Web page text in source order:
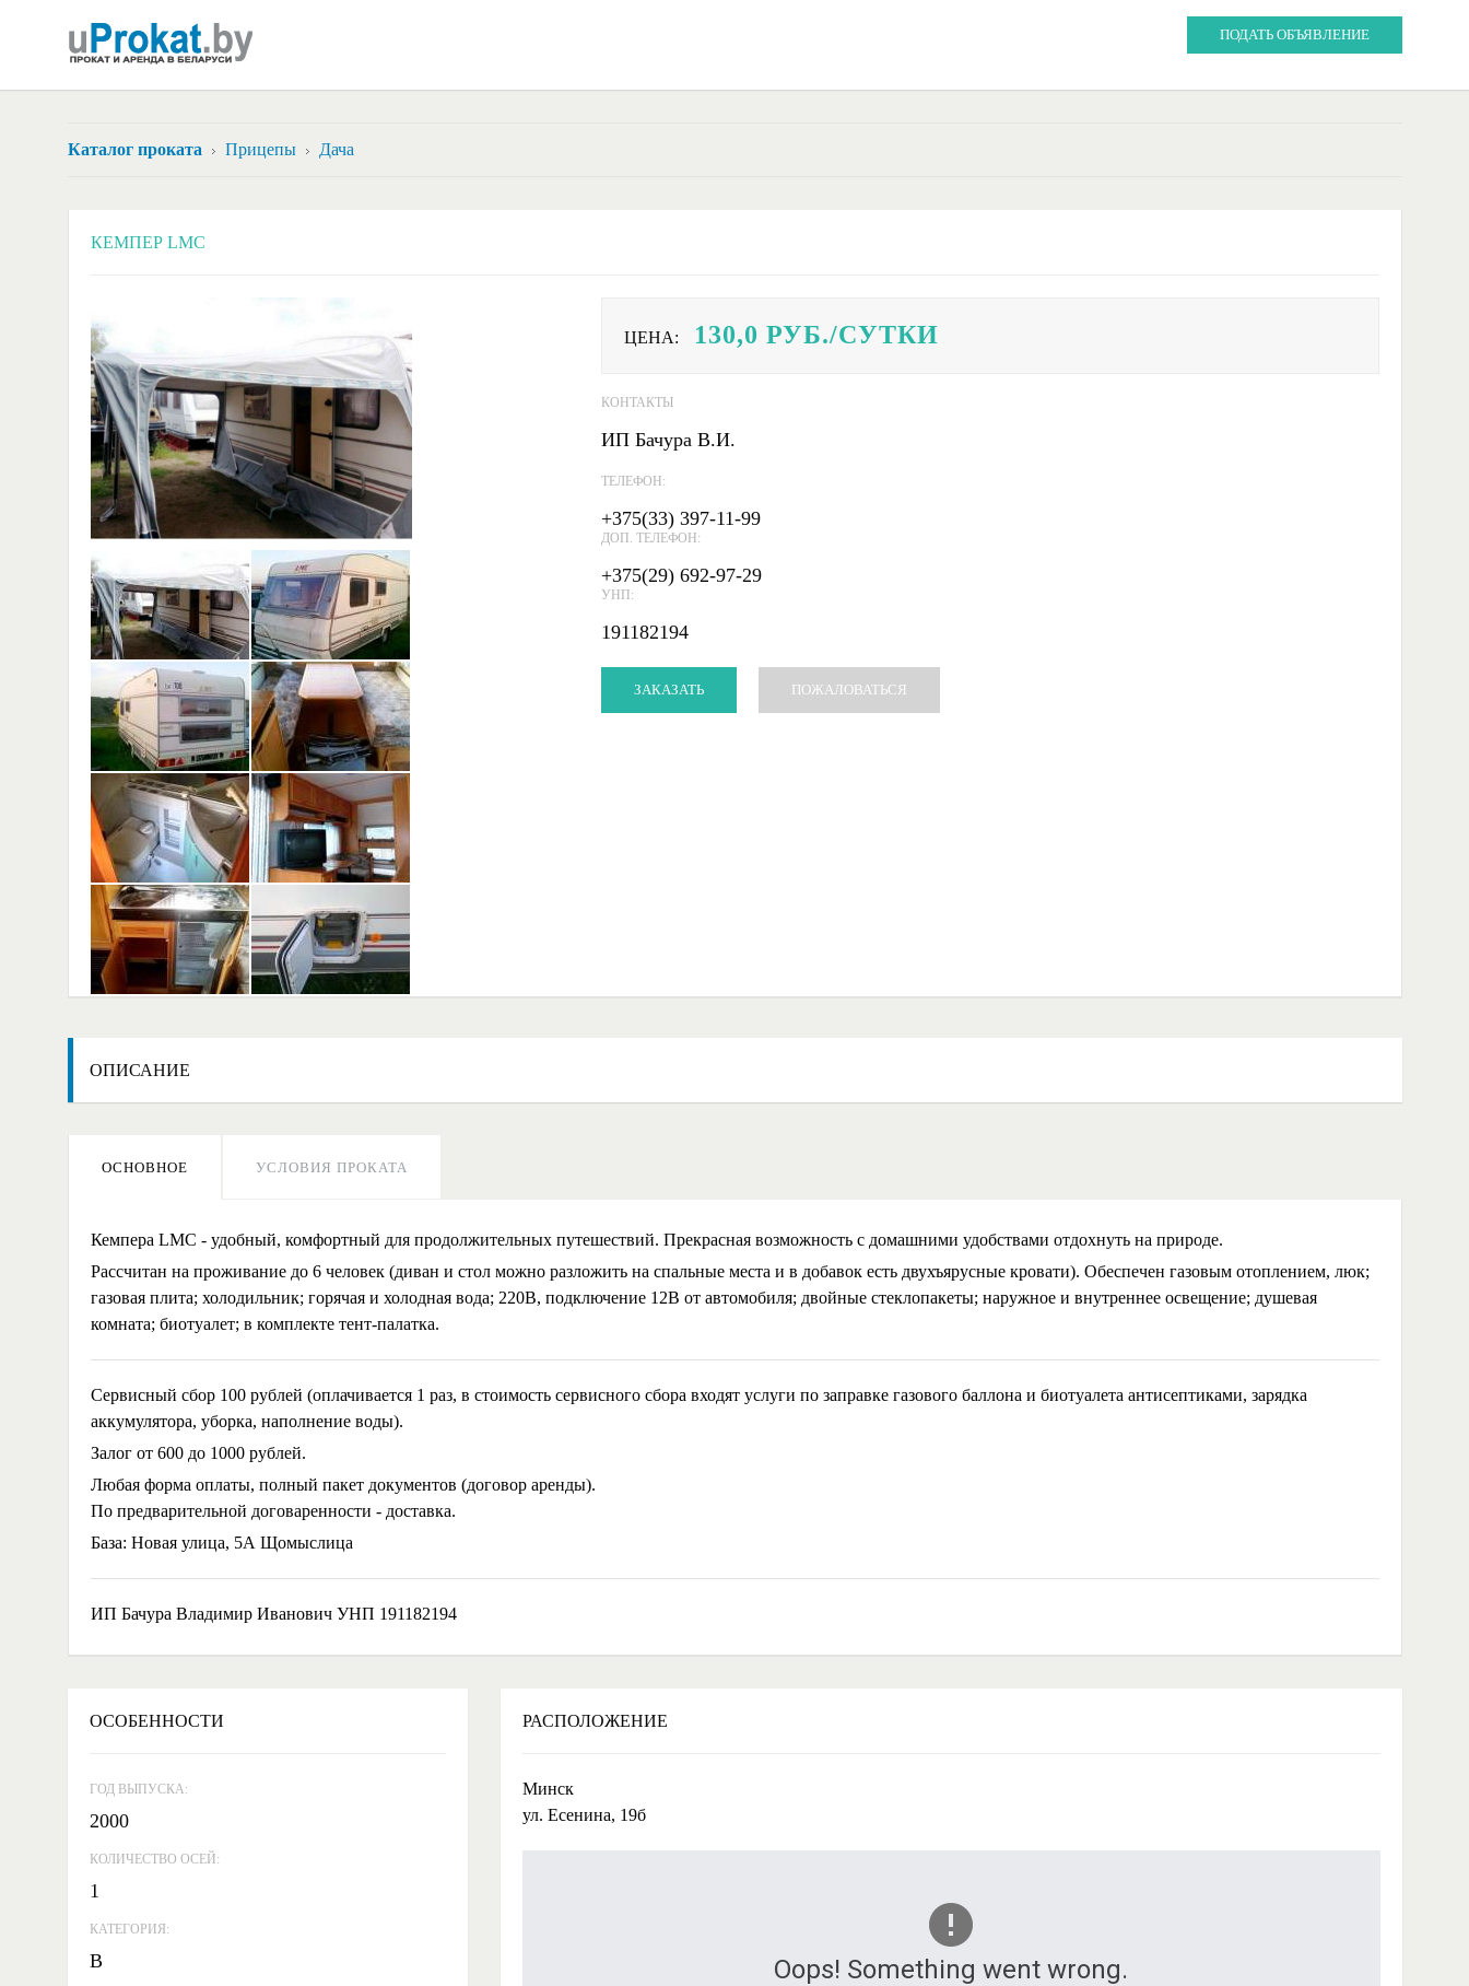
ПОДАТЬ ОБЪЯВЛЕНИЕ
Каталог проката Прицепы Дача
КЕМПЕР LMC
ЦЕНА: 130,0РУБ./СУТКИ
КОНТАКТЫ
ИП Бачура В.И.
ТЕЛЕФОН:
+375(33) 397-11-99
ДОП. ТЕЛЕФОН:
+375(29) 692-97-29
УНП:
191182194
ЗАКАЗАТЬ ПОЖАЛОВАТЬСЯ
ОПИСАНИЕ
ОСНОВНОЕ УСЛОВИЯ ПРОКАТА
Кемпера LMC - удобный, комфортный для продолжительных путешествий. Прекрасная возможность с домашними удобствами отдохнуть на природе.
Рассчитан на проживание до 6 человек (диван и стол можно разложить на спальные места и в добавок есть двухъярусные кровати). Обеспечен газовым отоплением, люк;
газовая плита; холодильник; горячая и холодная вода; 220В, подключение 12В от автомобиля; двойные стеклопакеты; наружное и внутреннее освещение; душевая
комната; биотуалет; в комплекте тент-палатка.
Сервисный сбор 100 рублей (оплачивается 1 раз, в стоимость сервисного сбора входят услуги по заправке газового баллона и биотуалета антисептиками, зарядка
аккумулятора, уборка, наполнение воды).
Залог от 600 до 1000 рублей.
Любая форма оплаты, полный пакет документов (договор аренды).
По предварительной договаренности - доставка.
База: Новая улица, 5А Щомыслица
ИП Бачура Владимир Иванович УНП 191182194
ОСОБЕННОСТИ
ГОД ВЫПУСКА:
2000
КОЛИЧЕСТВО ОСЕЙ:
1
КАТЕГОРИЯ:
B
РАСПОЛОЖЕНИЕ
Минск
ул. Есенина, 19б
Oops! Something went wrong.